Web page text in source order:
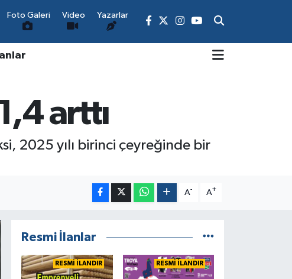
Foto Galeri Video Yazarlar
arttı
2025 yılı birinci çeyreğinde bir
A- A+
Resmi İlanlar
RESMİ İLANDIR RESMİ İLANDIR